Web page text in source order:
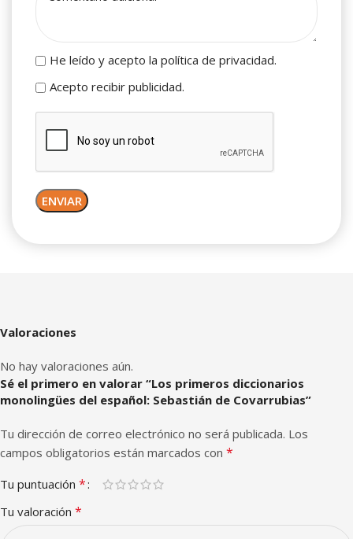
He leído y acepto la política de privacidad.
Acepto recibir publicidad.
Valoraciones
No hay valoraciones aún.
Sé el primero en valorar “Los primeros diccionarios
monolingües del español: Sebastián de Covarrubias”
Tu dirección de correo electrónico no será publicada. Los
campos obligatorios están marcados con *
Tu puntuación *
Tu valoración *